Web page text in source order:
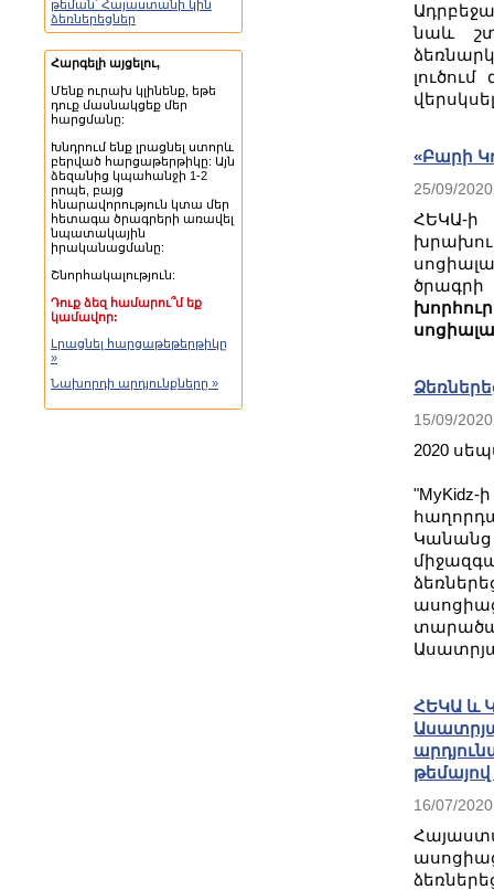
Հարգելի այցելու,
Մենք ուրախ կլինենք, եթե
դուք մասնակցեք մեր
հարցմանը:
Խնդրում ենք լրացնել ստորև
բերված հարցաթերթիկը: Այն
ձեզանից կպահանջի 1-2
րոպե, բայց
հնարավորություն կտա մեր
հետագա ծրագրերի առավել
նպատակային
իրականացմանը:
Շնորհակալություն:
Դուք ձեզ համարու՞մ եք
կամավոր:
Լրացնել հարցաթեթերթիկը
»
Նախորդի արդյունքները »
նաև
լուծում
«Բարի
25/09/2020
ՀԵԿԱ-
15/09/2020
2020
ՀԵԿԱ և
16/07/2020